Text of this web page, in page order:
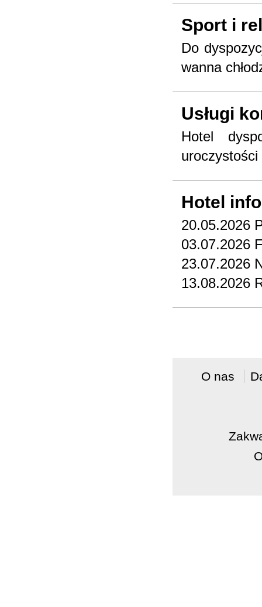
Sport i
Do
wanna
Usługi
Hotel
Hotel
20.05.2026
03.07.2026
23.07.2026
13.08.2026
O nas